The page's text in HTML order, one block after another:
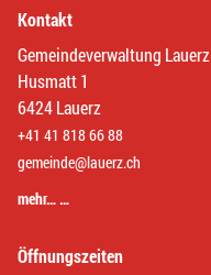
Kontakt
Gemeindeverwaltung Lauerz
Husmatt 1
6424 Lauerz
+41 41 818 66 88
gemeinde@lauerz.ch
mehr… …
Öffnungszeiten